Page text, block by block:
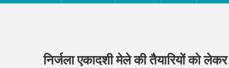
निर्जला एकादशी मेले की तैयारियों को